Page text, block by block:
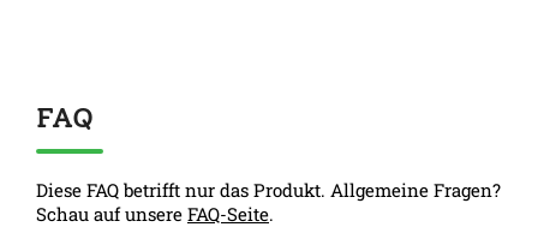
FAQ
Diese FAQ betrifft nur das Produkt. Allgemeine Fragen?
Schau auf unsere FAQ-Seite.